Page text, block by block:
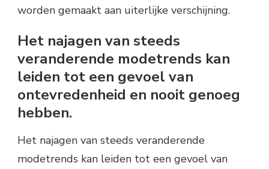
worden gemaakt aan uiterlijke verschijning.
Het najagen van steeds
veranderende modetrends kan
leiden tot een gevoel van
ontevredenheid en nooit genoeg
hebben.
Het najagen van steeds veranderende
modetrends kan leiden tot een gevoel van